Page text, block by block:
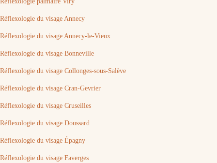
Réflexologie du visage Annecy
Réflexologie du visage Annecy-le-Vieux
Réflexologie du visage Bonneville
Réflexologie du visage Collonges-sous-Salève
Réflexologie du visage Cran-Gevrier
Réflexologie du visage Cruseilles
Réflexologie du visage Doussard
Réflexologie du visage Épagny
Réflexologie du visage Faverges